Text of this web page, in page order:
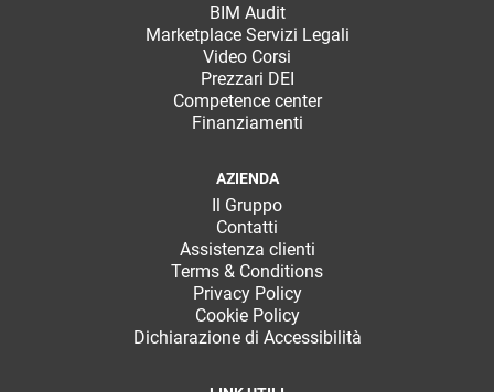
BIM Audit
Marketplace Servizi Legali
Video Corsi
Prezzari DEI
Competence center
Finanziamenti
AZIENDA
Il Gruppo
Contatti
Assistenza clienti
Terms & Conditions
Privacy Policy
Cookie Policy
Dichiarazione di Accessibilità